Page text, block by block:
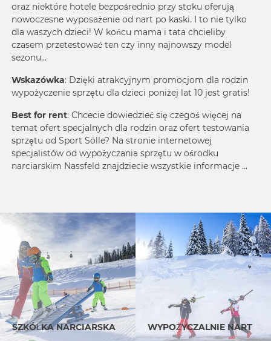
oraz niektóre hotele bezpośrednio przy stoku oferują
nowoczesne wyposażenie od nart po kaski. I to nie tylko
dla waszych dzieci! W końcu mama i tata chcieliby
czasem przetestować ten czy inny najnowszy model
sezonu...
Wskazówka: Dzięki atrakcyjnym promocjom dla rodzin
wypożyczenie sprzętu dla dzieci poniżej lat 10 jest gratis!
Best for rent: Chcecie dowiedzieć się czegoś więcej na
temat ofert specjalnych dla rodzin oraz ofert testowania
sprzętu od Sport Sölle? Na stronie internetowej
specjalistów od wypożyczania sprzętu w ośrodku
narciarskim Nassfeld znajdziecie wszystkie informacje ...
SZKÓŁKA NARCIARSKA WYPOŻYCZALNIE NART